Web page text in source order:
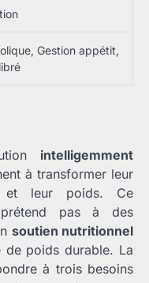
Gestion appétit,
intelligemment
à transformer leur
et leur poids. Ce
prétend pas à des
soutien nutritionnel
poids durable. La
à trois besoins